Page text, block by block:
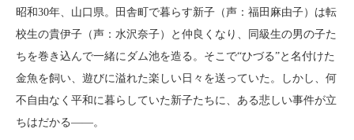
昭和30年、山口県。田舎町で暮らす新子（声：福田麻由子）は転
校生の貴伊子（声：水沢奈子）と仲良くなり、同級生の男の子た
ちを巻き込んで一緒にダム池を造る。そこで“ひづる”と名付けた
金魚を飼い、遊びに溢れた楽しい日々を送っていた。しかし、何
不自由なく平和に暮らしていた新子たちに、ある悲しい事件が立
ちはだかる――。